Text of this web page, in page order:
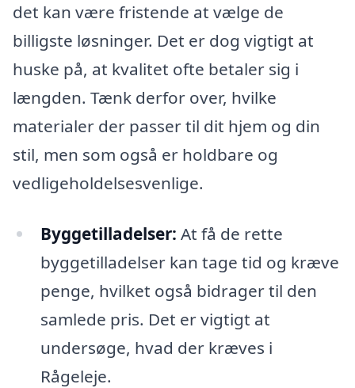
det kan være fristende at vælge de
billigste løsninger. Det er dog vigtigt at
huske på, at kvalitet ofte betaler sig i
længden. Tænk derfor over, hvilke
materialer der passer til dit hjem og din
stil, men som også er holdbare og
vedligeholdelsesvenlige.
Byggetilladelser: At få de rette
byggetilladelser kan tage tid og kræve
penge, hvilket også bidrager til den
samlede pris. Det er vigtigt at
undersøge, hvad der kræves i
Rågeleje.